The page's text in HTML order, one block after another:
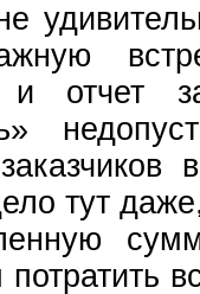
и отчет
тут
потратить